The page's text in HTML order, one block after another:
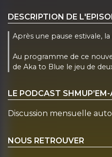
DESCRIPTION DE
Après une pause estivale,
Au programme de ce
de Aka to Blue le jeu de
LE PODCAST
Discussion mensuelle
NOUS RETROUVER